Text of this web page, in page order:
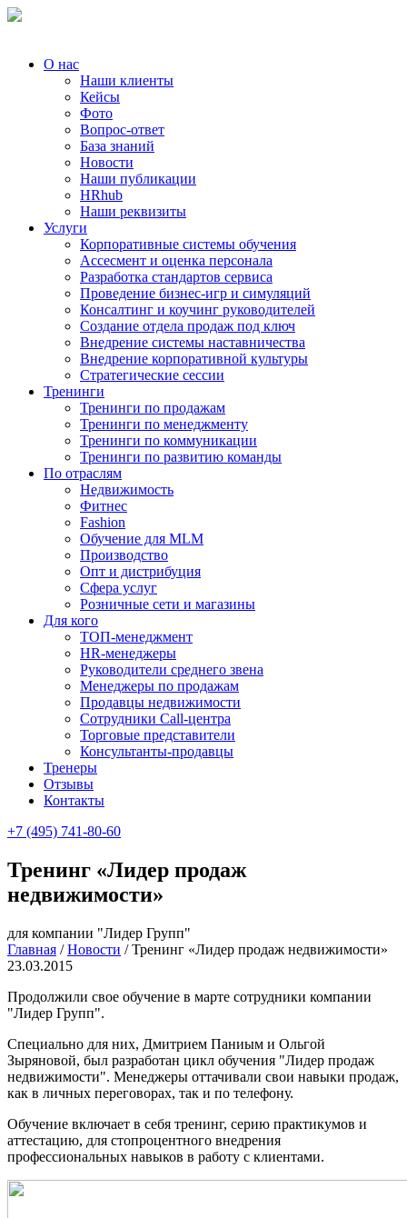
О нас
Наши клиенты
Кейсы
Фото
Вопрос-ответ
База знаний
Новости
Наши публикации
HRhub
Наши реквизиты
Услуги
Корпоративные системы обучения
Ассесмент и оценка персонала
Разработка стандартов сервиса
Проведение бизнес-игр и симуляций
Консалтинг и коучинг руководителей
Создание отдела продаж под ключ
Внедрение системы наставничества
Внедрение корпоративной культуры
Стратегические сессии
Тренинги
Тренинги по продажам
Тренинги по менеджменту
Тренинги по коммуникации
Тренинги по развитию команды
По отраслям
Недвижимость
Фитнес
Fashion
Обучение для MLM
Производство
Опт и дистрибуция
Сфера услуг
Розничные сети и магазины
Для кого
ТОП-менеджмент
HR-менеджеры
Руководители среднего звена
Менеджеры по продажам
Продавцы недвижимости
Сотрудники Call-центра
Торговые представители
Консультанты-продавцы
Тренеры
Отзывы
Контакты
+7 (495) 741-80-60
Тренинг «Лидер продаж
недвижимости»
для компании "Лидер Групп"
Главная /Новости /Тренинг «Лидер продаж недвижимости»
23.03.2015
Продолжили свое обучение в марте сотрудники компании
"Лидер Групп".
Специально для них, Дмитрием Паниым и Ольгой
Зыряновой, был разработан цикл обучения "Лидер продаж
недвижимости". Менеджеры оттачивали свои навыки продаж,
как в личных переговорах, так и по телефону.
Обучение включает в себя тренинг, серию практикумов и
аттестацию, для стопроцентного внедрения
профессиональных навыков в работу с клиентами.